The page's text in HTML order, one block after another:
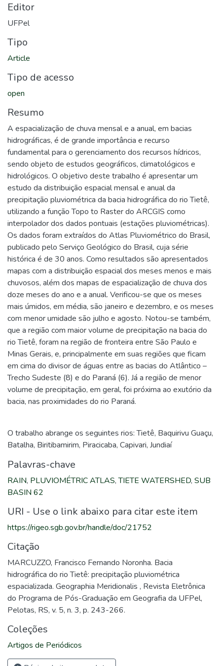
Editor
UFPel
Tipo
Article
Tipo de acesso
open
Resumo
A espacialização de chuva mensal e a anual, em bacias
hidrográficas, é de grande importância e recurso
fundamental para o gerenciamento dos recursos hídricos,
sendo objeto de estudos geográficos, climatológicos e
hidrológicos. O objetivo deste trabalho é apresentar um
estudo da distribuição espacial mensal e anual da
precipitação pluviométrica da bacia hidrográfica do rio Tietê,
utilizando a função Topo to Raster do ARCGIS como
interpolador dos dados pontuais (estações pluviométricas).
Os dados foram extraídos do Atlas Pluviométrico do Brasil,
publicado pelo Serviço Geológico do Brasil, cuja série
histórica é de 30 anos. Como resultados são apresentados
mapas com a distribuição espacial dos meses menos e mais
chuvosos, além dos mapas de espacialização de chuva dos
doze meses do ano e a anual. Verificou-se que os meses
mais úmidos, em média, são janeiro e dezembro, e os meses
com menor umidade são julho e agosto. Notou-se também,
que a região com maior volume de precipitação na bacia do
rio Tietê, foram na região de fronteira entre São Paulo e
Minas Gerais, e, principalmente em suas regiões que ficam
em cima do divisor de águas entre as bacias do Atlântico –
Trecho Sudeste (8) e do Paraná (6). Já a região de menor
volume de precipitação, em geral, foi próxima ao exutório da
bacia, nas proximidades do rio Paraná.
O trabalho abrange os seguintes rios: Tietê, Baquirivu Guaçu,
Batalha, Biritibamirim, Piracicaba, Capivari, Jundiaí
Palavras-chave
RAIN, PLUVIOMÉTRIC ATLAS,TIETE WATERSHED, SUB
BASIN 62
URI - Use o link abaixo para citar este item
https://rigeo.sgb.gov.br/handle/doc/21752
Citação
MARCUZZO, Francisco Fernando Noronha. Bacia
hidrográfica do rio Tietê: precipitação pluviométrica
espacializada. Geographia Meridionalis , Revista Eletrônica
do Programa de Pós-Graduação em Geografia da UFPel,
Pelotas, RS, v. 5, n. 3, p. 243-266.
Coleções
Artigos de Periódicos